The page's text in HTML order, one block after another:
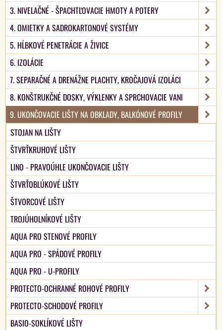
3. NIVELAČNÉ - ŠPACHTĽOVACIE HMOTY A POTERY
4. OMIETKY A SADROKARTONOVÉ SYSTÉMY
5. HĹBKOVÉ PENETRÁCIE A ŽIVICE
6. IZOLÁCIE
7. SEPARAČNÉ A DRENÁŽNE PLACHTY, KROČAJOVÁ IZOLÁCI
8. KONŠTRUKČNÉ DOSKY, VÝKLENKY A SPRCHOVACIE VANI
9. UKONČOVACIE LIŠTY NA OBKLADY, BALKÓNOVÉ PROFILY
STOJAN NA LIŠTY
ŠTVRŤKRUHOVÉ LIŠTY
LINO - PRAVOÚHLE UKONČOVACIE LIŠTY
ŠTVRŤOBLÚKOVÉ LIŠTY
ŠTVORCOVÉ LIŠTY
TROJÚHOLNÍKOVÉ LIŠTY
AQUA PRO STENOVÉ PROFILY
AQUA PRO - SPÁDOVÉ PROFILY
AQUA PRO - U-PROFILY
PROTECTO-OCHRANNÉ ROHOVÉ PROFILY
PROTECTO-SCHODOVÉ PROFILY
BASIO-SOKLÍKOVÉ LIŠTY